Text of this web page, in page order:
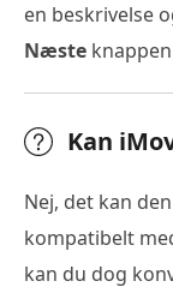
en beskrivelse
Næste
Kan
Nej, det kan
kompatibelt
kan du dog